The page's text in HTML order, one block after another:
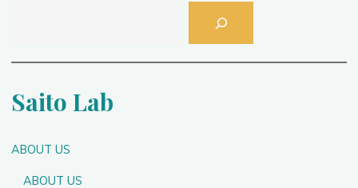
Saito Lab
ABOUT US
ABOUT US